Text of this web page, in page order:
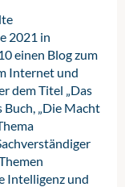
2021 in
einen Blog zum
Internet und
dem Titel „Das
Buch, „Die Macht
Intelligenz und